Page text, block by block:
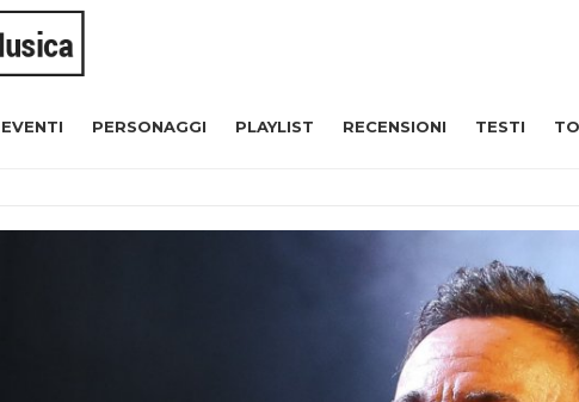
EVENTI PERSONAGGI PLAYLIST RECENSIONI TESTI